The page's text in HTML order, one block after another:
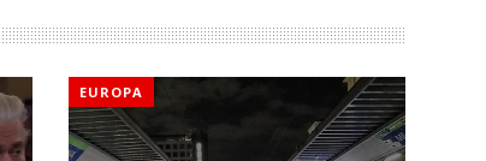
EUROPA